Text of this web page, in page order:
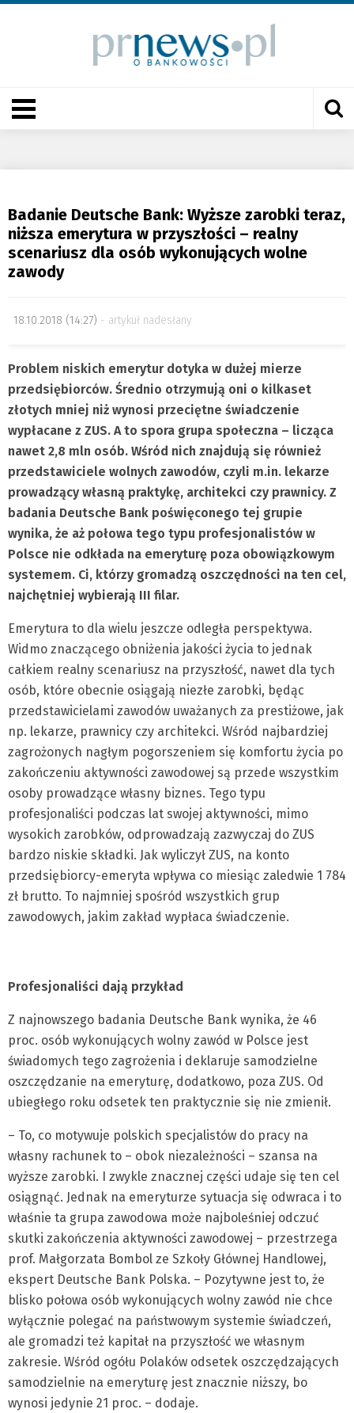
Badanie Deutsche Bank: Wyższe zarobki teraz,
niższa emerytura w przyszłości – realny
scenariusz dla osób wykonujących wolne
zawody
18.10.2018 (14:27) artykuł nadesłany
Problem niskich emerytur dotyka w dużej mierze
przedsiębiorców. Średnio otrzymują oni o kilkaset
złotych mniej niż wynosi przeciętne świadczenie
wypłacane z ZUS. A to spora grupa społeczna – licząca
nawet 2,8 mln osób. Wśród nich znajdują się również
przedstawiciele wolnych zawodów, czyli m.in. lekarze
prowadzący własną praktykę, architekci czy prawnicy. Z
badania Deutsche Bank poświęconego tej grupie
wynika, że aż połowa tego typu profesjonalistów w
Polsce nie odkłada na emeryturę poza obowiązkowym
systemem. Ci, którzy gromadzą oszczędności na ten cel,
najchętniej wybierają III filar.
Emerytura to dla wielu jeszcze odległa perspektywa.
Widmo znaczącego obniżenia jakości życia to jednak
całkiem realny scenariusz na przyszłość, nawet dla tych
osób, które obecnie osiągają niezłe zarobki, będąc
przedstawicielami zawodów uważanych za prestiżowe, jak
np. lekarze, prawnicy czy architekci. Wśród najbardziej
zagrożonych nagłym pogorszeniem się komfortu życia po
zakończeniu aktywności zawodowej są przede wszystkim
osoby prowadzące własny biznes. Tego typu
profesjonaliści podczas lat swojej aktywności, mimo
wysokich zarobków, odprowadzają zazwyczaj do ZUS
bardzo niskie składki. Jak wyliczył ZUS, na konto
przedsiębiorcy-emeryta wpływa co miesiąc zaledwie 1 784
zł brutto. To najmniej spośród wszystkich grup
zawodowych, jakim zakład wypłaca świadczenie.
Profesjonaliści dają przykład
Z najnowszego badania Deutsche Bank wynika, że 46
proc. osób wykonujących wolny zawód w Polsce jest
świadomych tego zagrożenia i deklaruje samodzielne
oszczędzanie na emeryturę, dodatkowo, poza ZUS. Od
ubiegłego roku odsetek ten praktycznie się nie zmienił.
– To, co motywuje polskich specjalistów do pracy na
własny rachunek to – obok niezależności – szansa na
wyższe zarobki. I zwykle znacznej części udaje się ten cel
osiągnąć. Jednak na emeryturze sytuacja się odwraca i to
właśnie ta grupa zawodowa może najboleśniej odczuć
skutki zakończenia aktywności zawodowej – przestrzega
prof. Małgorzata Bombol ze Szkoły Głównej Handlowej,
ekspert Deutsche Bank Polska. – Pozytywne jest to, że
blisko połowa osób wykonujących wolny zawód nie chce
wyłącznie polegać na państwowym systemie świadczeń,
ale gromadzi też kapitał na przyszłość we własnym
zakresie. Wśród ogółu Polaków odsetek oszczędzających
samodzielnie na emeryturę jest znacznie niższy, bo
wynosi jedynie 21 proc. – dodaje.